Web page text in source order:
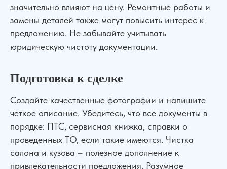
значительно влияют на цену. Ремонтные работы и
замены деталей также могут повысить интерес к
предложению. Не забывайте учитывать
юридическую чистоту документации.
Подготовка к сделке
Создайте качественные фотографии и напишите
четкое описание. Убедитесь, что все документы в
порядке: ПТС, сервисная книжка, справки о
проведенных ТО, если такие имеются. Чистка
салона и кузова – полезное дополнение к
привлекательности предложения. Разумное